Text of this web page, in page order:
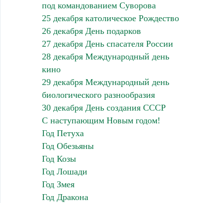
под командованием Суворова
25 декабря католическое Рождество
26 декабря День подарков
27 декабря День спасателя России
28 декабря Международный день
кино
29 декабря Международный день
биологического разнообразия
30 декабря День создания СССР
С наступающим Новым годом!
Год Петуха
Год Обезьяны
Год Козы
Год Лошади
Год Змея
Год Дракона